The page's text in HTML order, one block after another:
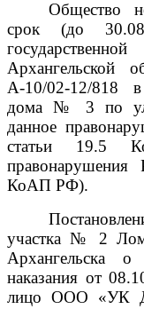
Общество
срок (до
Архангельской
А-10/02-12/818
дома № 3 по
данное
статьи 19.5
правонарушения
КоАП РФ).
участка № 2
Архангельска о
наказания от
лицо ООО «УК